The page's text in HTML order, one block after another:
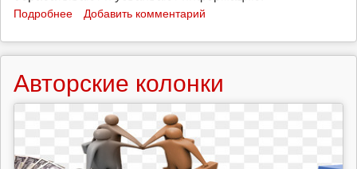
Подробнее
Коллер:
Чему
нас
учит
онлайн-
образование
(видео)
Добавить комментарий
Авторские колонки